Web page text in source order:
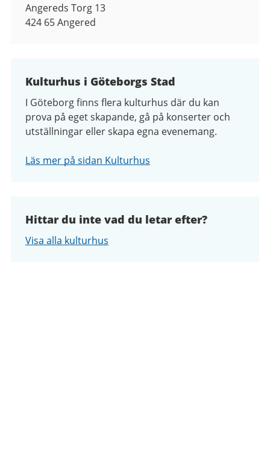
Angereds Torg 13
424 65Angered
Kulturhus i Göteborgs Stad
I Göteborg finns flera kulturhus där du kan
prova på eget skapande, gå på konserter och
utställningar eller skapa egna evenemang.
Läs mer på sidan Kulturhus
Hittar du inte vad du letar efter?
Visa alla kulturhus